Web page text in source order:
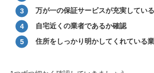
万が一の保証サービスが充実してい
自宅近くの業者であるか確認
住所をしっかり明かしてくれている